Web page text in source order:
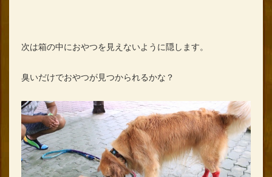
次は箱の中におやつを見えないように隠します。
臭いだけでおやつが見つかられるかな？